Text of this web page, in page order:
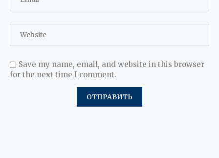
Save my name, email, and website in this browser
for the next time I comment.